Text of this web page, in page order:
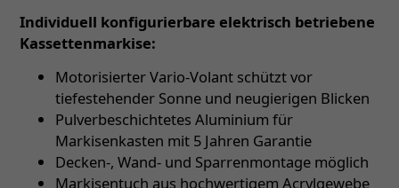
Individuell konfigurierbare elektrisch betriebene
Kassettenmarkise:
Motorisierter Vario-Volant schützt vor
tiefestehender Sonne und neugierigen Blicken
Pulverbeschichtetes Aluminium für
Markisenkasten mit 5 Jahren Garantie
Decken-, Wand- und Sparrenmontage möglich
Markisentuch aus hochwertigem Acrylgewebe